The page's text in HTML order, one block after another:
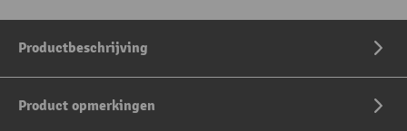
Productbeschrijving
Product opmerkingen